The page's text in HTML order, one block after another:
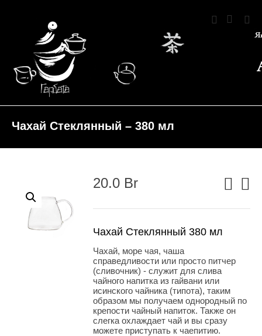
Чахай Стеклянный – 380 мл
20.0 Br
Чахай Стеклянный 380 мл
Чахай, море чая, чаша
справедливости или просто питчер
(сливочник) - служит для слива
чайного напитка из гайвани или
исинского чайника (типота), таким
образом мы получаем однородный по
крепости чайный напиток. Также он
слегка охлаждает чай и вы сразу
можете приступать к чаепитию.